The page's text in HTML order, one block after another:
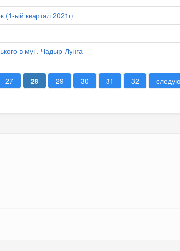
(1-ый квартал 2021г)
в мун. Чадыр-Лунга
27 28 29 30 31 32